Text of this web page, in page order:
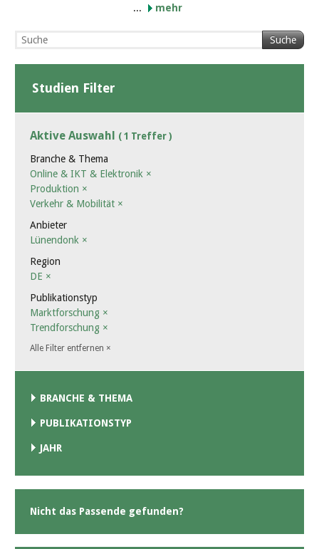
...
mehr
Suche
Studien Filter
Aktive Auswahl ( 1 Treffer )
Branche & Thema
Online & IKT & Elektronik ×
Produktion ×
Verkehr & Mobilität ×
Anbieter
Lünendonk ×
Region
DE ×
Publikationstyp
Marktforschung ×
Trendforschung ×
Alle Filter entfernen ×
BRANCHE & THEMA
PUBLIKATIONSTYP
JAHR
Nicht das Passende gefunden?